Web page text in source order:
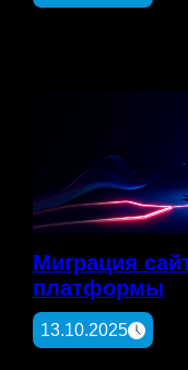
Миграция
платформы
13.10.2025